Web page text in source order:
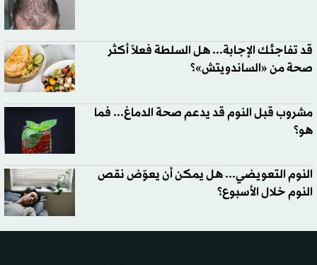
قد تفاجئك الإجابة... هل السلطة فعلاً أكثر
صحة من «الساندويتش»؟
مشروب قبل النوم قد يدعم صحة الدماغ... فما
هو؟
النوم التعويضي... هل يمكن أن يعوّض نقص
النوم خلال الأسبوع؟